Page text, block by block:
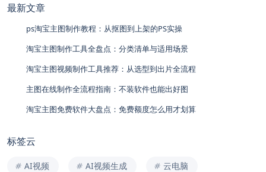
最新文章
ps淘宝主图制作教程：从抠图到上架的PS实操
淘宝主图制作工具全盘点：分类清单与适用场景
淘宝主图视频制作工具推荐：从选型到出片全流程
主图在线制作全流程指南：不装软件也能出好图
淘宝主图免费软件大盘点：免费额度怎么用才划算
标签云
AI视频 AI视频生成 云电脑